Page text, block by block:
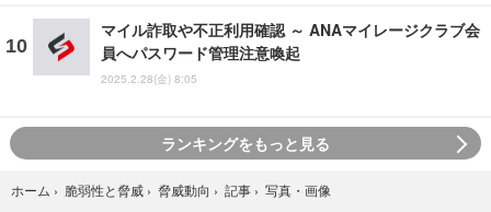
マイル詐取や不正利用確認 ～ ANAマイレージクラブ会
員へパスワード管理注意喚起
2025.2.28(金) 8:05
ランキングをもっと見る
ホーム › 脆弱性と脅威 › 脅威動向 › 記事 › 写真・画像